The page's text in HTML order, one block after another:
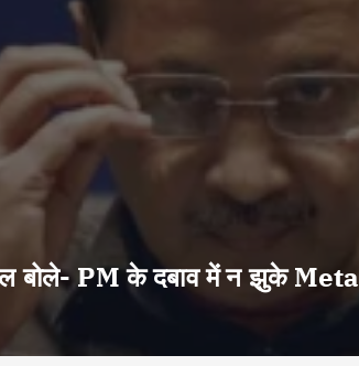
बोले- PM के दबाव में न झुके Meta